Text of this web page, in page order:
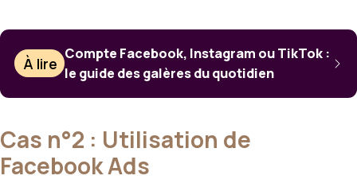
À lire
Compte Facebook, Instagram ou TikTok :
le guide des galères du quotidien
Cas n°2 : Utilisation de
Facebook Ads